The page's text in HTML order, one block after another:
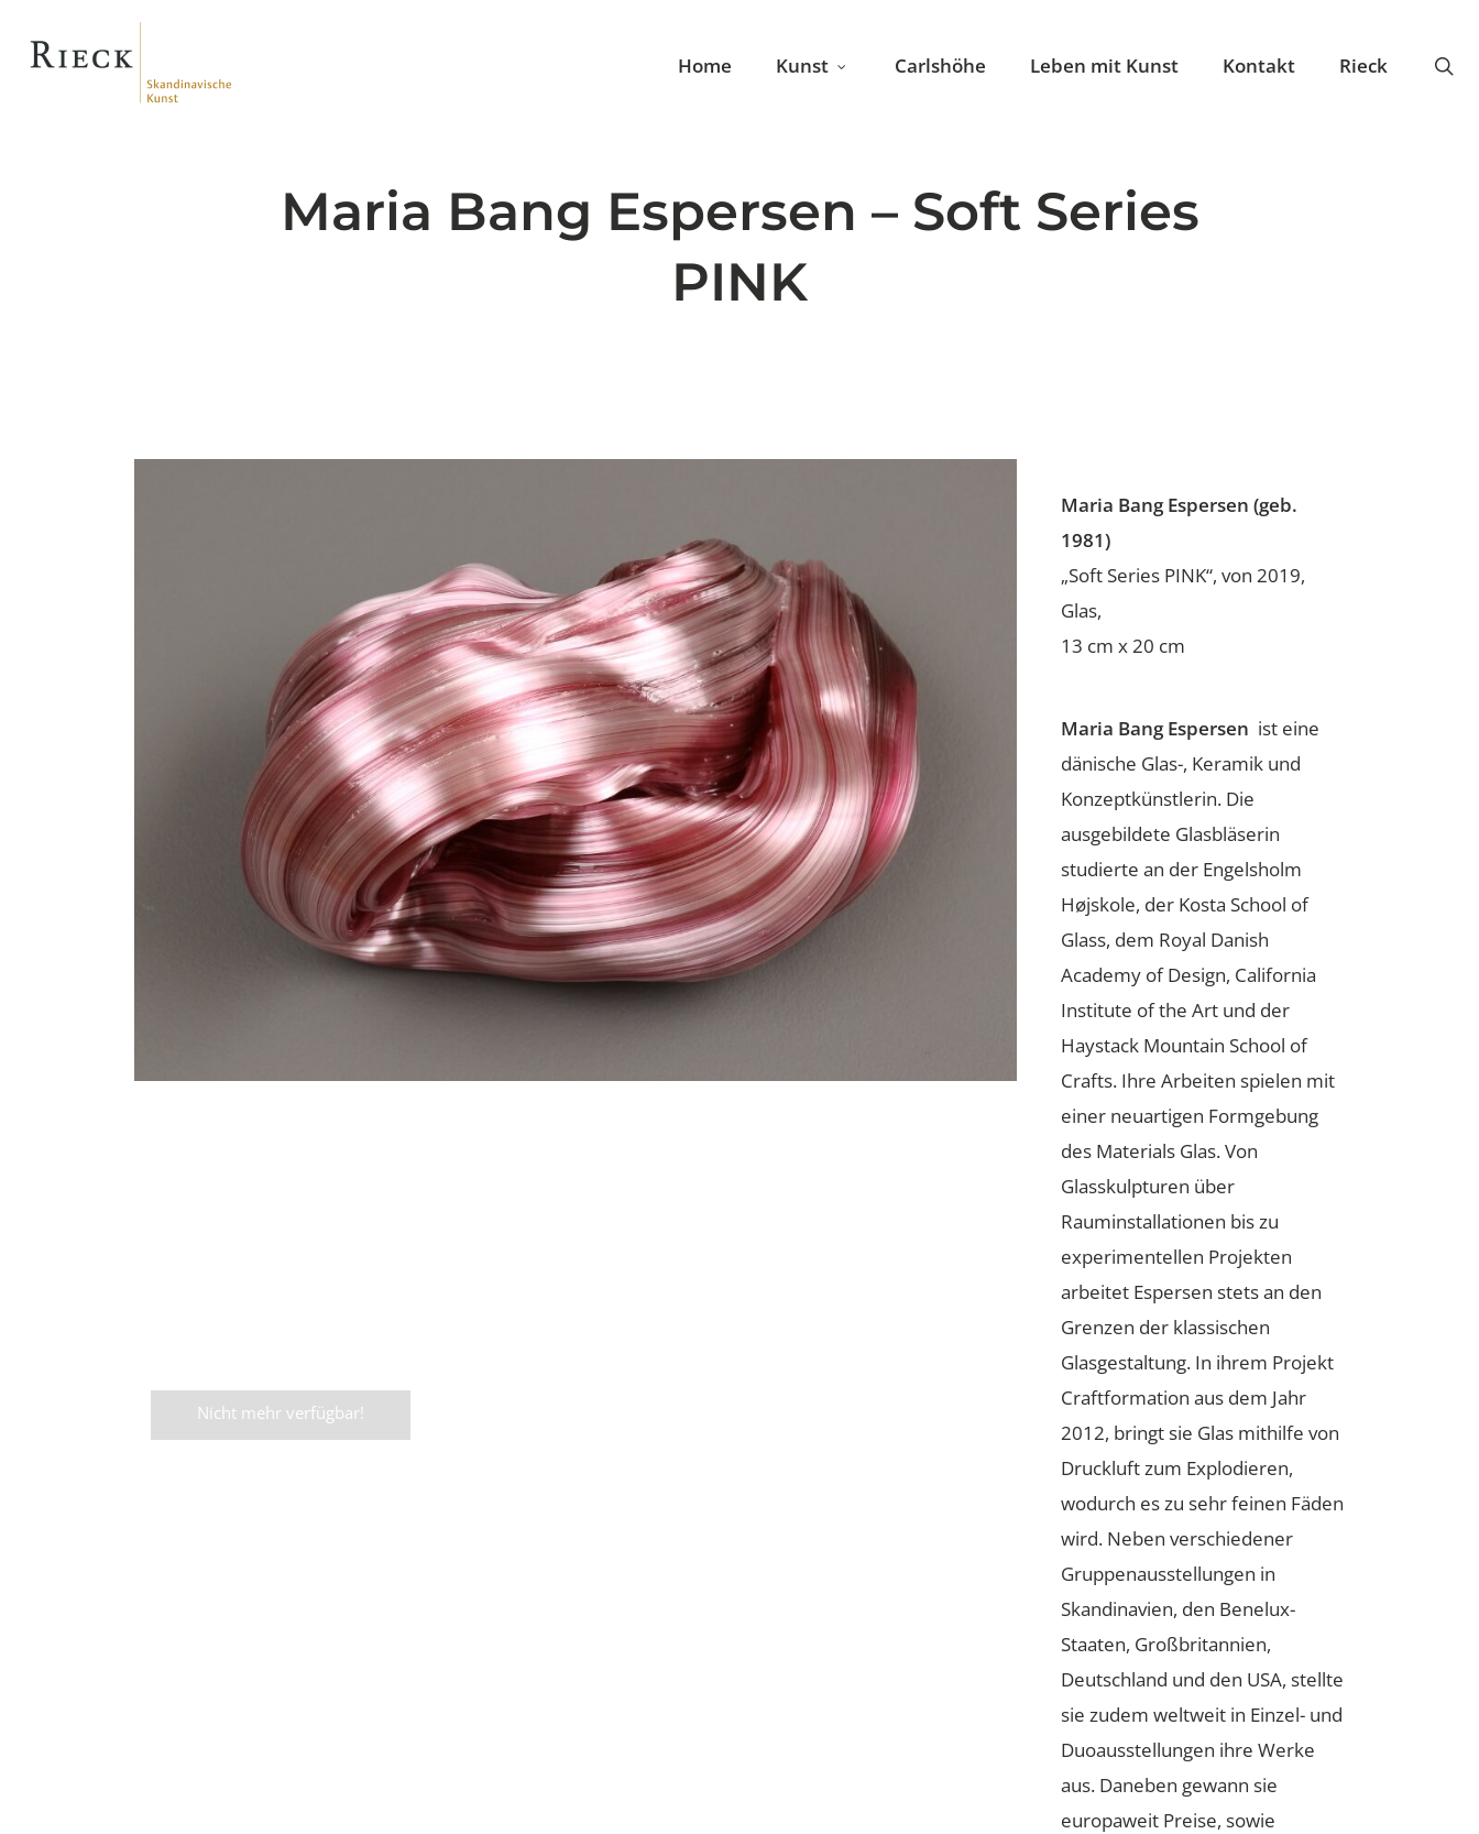
Home Kunst Carlshöhe Leben mit Kunst Kontakt Rieck
Maria Bang Espersen – Soft Series
PINK
Series
Nicht mehr verfügbar!
Maria Bang Espersen (geb.
1981)
„Soft Series PINK“, von 2019,
Glas,
13 cm x 20 cm
Maria Bang Espersen ist eine
dänische Glas-, Keramik und
Konzeptkünstlerin. Die
ausgebildete Glasbläserin
studierte an der Engelsholm
Højskole, der Kosta School of
Glass, dem Royal Danish
Academy of Design, California
Institute of the Art und der
Haystack Mountain School of
Crafts. Ihre Arbeiten spielen mit
einer neuartigen Formgebung
des Materials Glas. Von
Glasskulpturen über
Rauminstallationen bis zu
experimentellen Projekten
arbeitet Espersen stets an den
Grenzen der klassischen
Glasgestaltung. In ihrem Projekt
Craftformation aus dem Jahr
2012, bringt sie Glas mithilfe von
Druckluft zum Explodieren,
wodurch es zu sehr feinen Fäden
wird. Neben verschiedener
Gruppenausstellungen in
Skandinavien, den Benelux-
Staaten, Großbritannien,
Deutschland und den USA, stellte
sie zudem weltweit in Einzel- und
Duoausstellungen ihre Werke
aus. Daneben gewann sie
europaweit Preise, sowie